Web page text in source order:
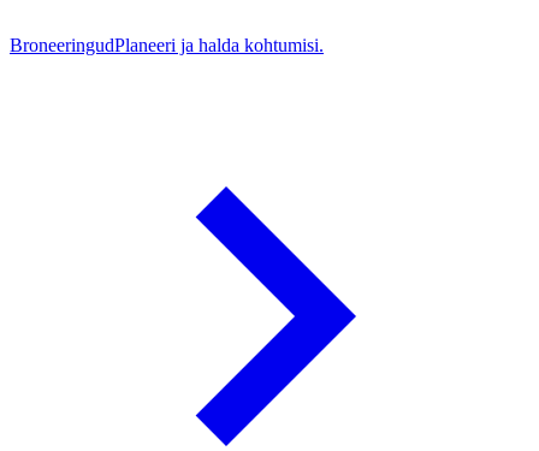
BroneeringudPlaneeri ja halda kohtumisi.